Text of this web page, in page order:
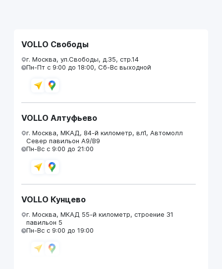
VOLLO Свободы
г. Москва, ул.Свободы, д.35, стр.14
Пн-Пт с 9:00 до 18:00, Сб-Вс выходной
VOLLO Алтуфьево
г. Москва, МКАД, 84-й километр, вл1, Автомолл
Север павильон А9/В9
Пн-Вс с 9:00 до 21:00
VOLLO Кунцево
г. Москва, МКАД 55-й километр, строение 31
павильон 5
Пн-Вс с 9:00 до 19:00